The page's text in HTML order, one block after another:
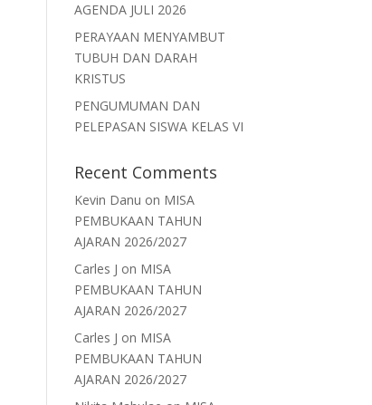
AGENDA JULI 2026
PERAYAAN MENYAMBUT
TUBUH DAN DARAH
KRISTUS
PENGUMUMAN DAN
PELEPASAN SISWA KELAS VI
Recent Comments
Kevin Danu on MISA
PEMBUKAAN TAHUN
AJARAN 2026/2027
Carles J on MISA
PEMBUKAAN TAHUN
AJARAN 2026/2027
Carles J on MISA
PEMBUKAAN TAHUN
AJARAN 2026/2027